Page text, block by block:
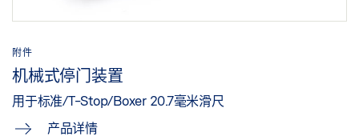
附件
机械式停门装置
用于标准/T-Stop/Boxer 20.7毫米滑尺
产品详情